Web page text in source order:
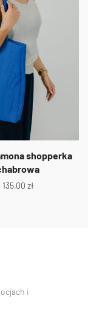
shopperka
135,00 zł
i